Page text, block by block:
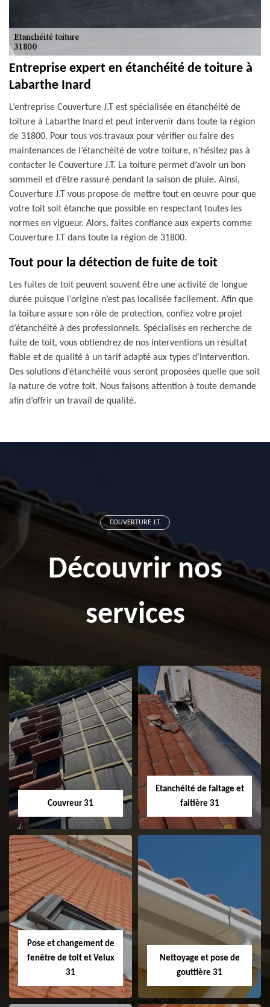
Entreprise expert en étanchéité de toiture à
Labarthe Inard
L’entreprise Couverture J.T est spécialisée en étanchéité de
toiture à Labarthe Inard et peut intervenir dans toute la région
de 31800. Pour tous vos travaux pour vérifier ou faire des
maintenances de l’étanchéité de votre toiture, n’hésitez pas à
contacter le Couverture J.T. La toiture permet d’avoir un bon
sommeil et d’être rassuré pendant la saison de pluie. Ainsi,
Couverture J.T vous propose de mettre tout en œuvre pour que
votre toit soit étanche que possible en respectant toutes les
normes en vigueur. Alors, faites confiance aux experts comme
Couverture J.T dans toute la région de 31800.
Tout pour la détection de fuite de toit
Les fuites de toit peuvent souvent être une activité de longue
durée puisque l’origine n’est pas localisée facilement. Afin que
la toiture assure son rôle de protection, confiez votre projet
d’étanchéité à des professionnels. Spécialisés en recherche de
fuite de toit, vous obtiendrez de nos interventions un résultat
fiable et de qualité à un tarif adapté aux types d’intervention.
Des solutions d’étanchéité vous seront proposées quelle que soit
la nature de votre toit. Nous faisons attention à toute demande
afin d’offrir un travail de qualité.
COUVERTURE J.T
Découvrir nos
services
Couvreur 31
Couvreur 31
Etanchéité de faitage et
faitière 31
Etanchéité de
faitage et faitière
31
Pose et changement de
fenêtre de toit et Velux
31
Nettoyage et pose de
gouttière 31